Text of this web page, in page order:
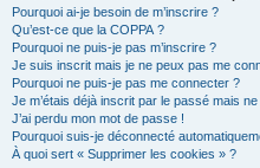
Pourquoi ai-je besoin de m’inscrire ?
Qu’est-ce que la COPPA ?
Pourquoi ne puis-je pas m’inscrire ?
Je suis inscrit mais je ne peux pas me
Pourquoi ne puis-je pas me connecter ?
Je m’étais déjà inscrit par le passé mais
J’ai perdu mon mot de passe !
Pourquoi suis-je déconnecté
À quoi sert « Supprimer les cookies » ?